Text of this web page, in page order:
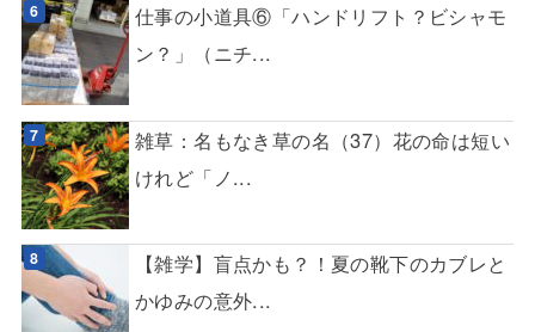
仕事の小道具⑥「ハンドリフト？ビシャモ
ン？」（ニチ...
雑草：名もなき草の名（37）花の命は短い
けれど「ノ...
【雑学】盲点かも？！夏の靴下のカブレと
かゆみの意外...